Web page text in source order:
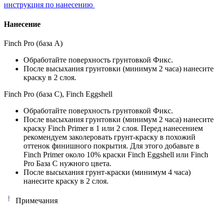
инструкция по нанесению
Нанесение
Finch Pro (база А)
Обработайте поверхность грунтовкой Фикс.
После высыхания грунтовки (минимум 2 часа) нанесите
краску в 2 слоя.
Finch Pro (база C), Finch Eggshell
Обработайте поверхность грунтовкой Фикс.
После высыхания грунтовки (минимум 2 часа) нанесите
краску Finch Primer в 1 или 2 слоя. Перед нанесением
рекомендуем заколеровать грунт-краску в похожий
оттенок финишного покрытия. Для этого добавьте в
Finch Primer около 10% краски Finch Eggshell или Finch
Pro База C нужного цвета.
После высыхания грунт-краски (минимум 4 часа)
нанесите краску в 2 слоя.
Примечания